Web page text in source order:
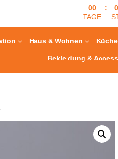
00
TAGE
:
Haus & Wohnen Küche
Bekleidung &